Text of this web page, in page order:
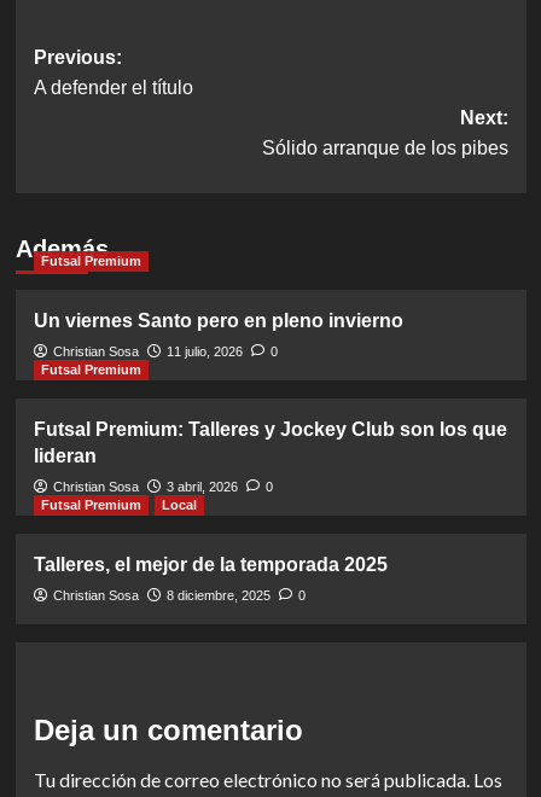
Post
navigation
Previous:
A defender el título
Next:
Sólido arranque de los pibes
Además
Futsal Premium
Un viernes Santo pero en pleno invierno
Christian Sosa 11 julio, 2026
0
Futsal Premium
Futsal Premium: Talleres y Jockey Club son los que
lideran
Christian Sosa 3 abril, 2026
0
Futsal Premium
Local
Talleres, el mejor de la temporada 2025
Christian Sosa 8 diciembre, 2025 0
Deja un comentario
Tu dirección de correo electrónico no será publicada. Los